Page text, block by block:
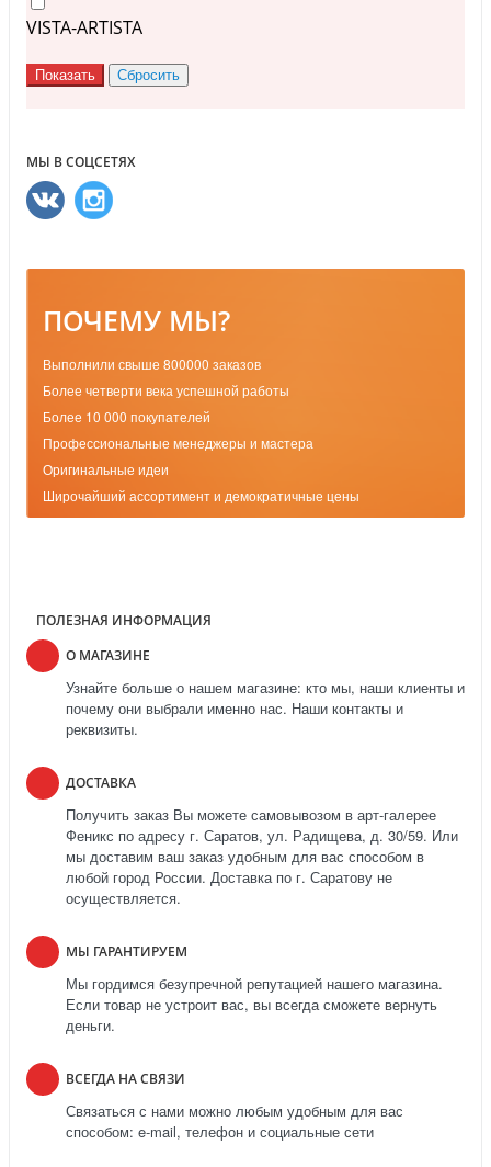
VISTA-ARTISTA
МЫ В СОЦСЕТЯХ
ПОЧЕМУ МЫ?
Выполнили свыше 800000 заказов
Более четверти века успешной работы
Более 10 000 покупателей
Профессиональные менеджеры и мастера
Оригинальные идеи
Широчайший ассортимент и демократичные цены
ПОЛЕЗНАЯ ИНФОРМАЦИЯ
О МАГАЗИНЕ
Узнайте больше о нашем магазине: кто мы, наши клиенты и
почему они выбрали именно нас. Наши контакты и
реквизиты.
ДОСТАВКА
Получить заказ Вы можете самовывозом в арт-галерее
Феникс по адресу г. Саратов, ул. Радищева, д. 30/59. Или
мы доставим ваш заказ удобным для вас способом в
любой город России. Доставка по г. Саратову не
осуществляется.
МЫ ГАРАНТИРУЕМ
Мы гордимся безупречной репутацией нашего магазина.
Если товар не устроит вас, вы всегда сможете вернуть
деньги.
ВСЕГДА НА СВЯЗИ
Связаться с нами можно любым удобным для вас
способом: e-mail, телефон и социальные сети